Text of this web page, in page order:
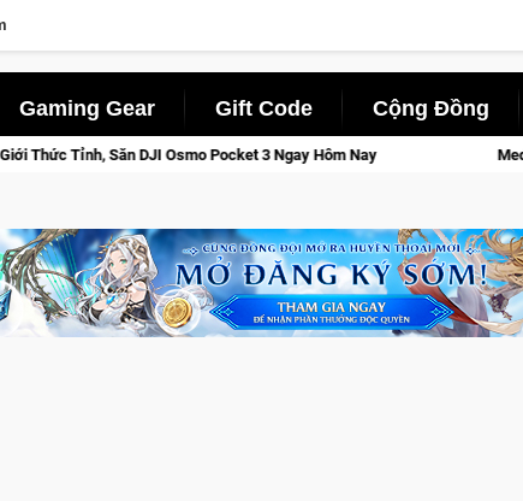
Gaming Gear Gift Code Cộng Đồng
Osmo Pocket 3 Ngay Hôm Nay Medal Hunter: Game